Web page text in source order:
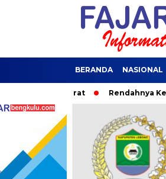
BERANDA NASIONAL
Rendahnya Kesadaran